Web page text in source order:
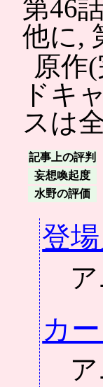
第46
他に,
原作
ドキ
スは
記事上の評判
妄想喚起度
水野の評価
登
カ